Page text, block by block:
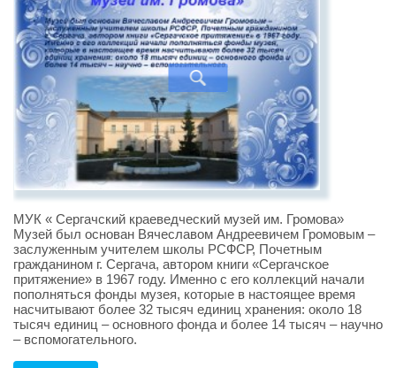
МУК « Сергачский краеведческий музей им. Громова»
Музей был основан Вячеславом Андреевичем Громовым –
заслуженным учителем школы РСФСР, Почетным
гражданином г. Сергача, автором книги «Сергачское
притяжение» в 1967 году. Именно с его коллекций начали
пополняться фонды музея, которые в настоящее время
насчитывают более 32 тысяч единиц хранения: около 18
тысяч единиц – основного фонда и более 14 тысяч – научно
– вспомогательного.